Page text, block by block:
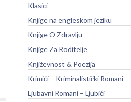
Klasici
Knjige na engleskom jeziku
Knjige O Zdravlju
Knjige Za Roditelje
Književnost & Poezija
Krimići – Kriminalistički Romani
Ljubavni Romani – Ljubići